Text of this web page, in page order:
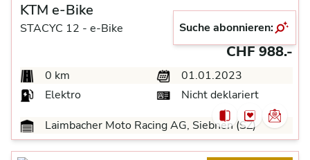
KTM e-Bike
STACYC 12 - e-Bike
CHF 988.-
0 km
01.01.2023
Elektro
Nicht deklariert
Laimbacher Moto Racing AG, Siebnen (SZ)
Suche abonnieren: